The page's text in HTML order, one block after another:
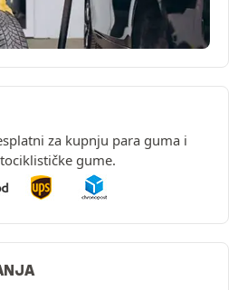
za kupnju para guma i
gume.